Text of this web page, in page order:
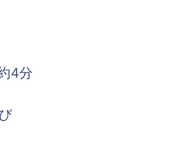
4分